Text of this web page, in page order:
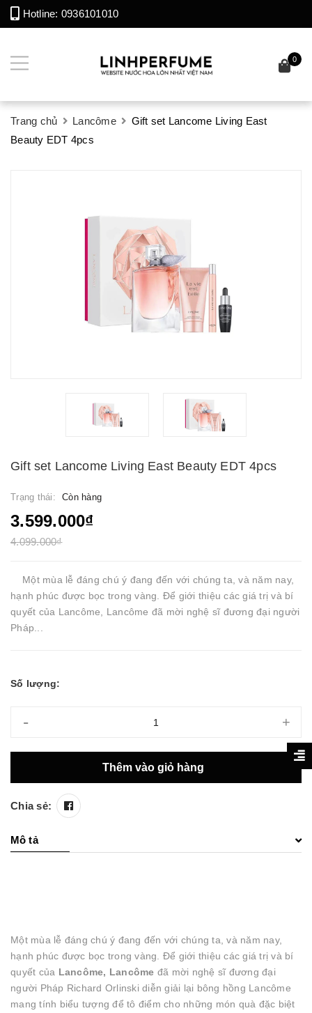
Hotline: 0936101010
0
Trang chủ Lancôme
Gift set Lancome Living East
Beauty EDT 4pcs
Gift set Lancome Living East Beauty EDT 4pcs
Trạng thái: Còn hàng
3.599.000₫
4.099.000₫
Một mùa lễ đáng chú ý đang đến với chúng ta, và năm nay,
hạnh phúc được bọc trong vàng. Để giới thiệu các giá trị và bí
quyết của Lancôme, Lancôme đã mời nghệ sĩ đương đại người
Pháp...
Số lượng:
- +
Thêm vào giỏ hàng
Chia sẻ:
Mô tả
Một mùa lễ đáng chú ý đang đến với chúng ta, và năm nay,
hạnh phúc được bọc trong vàng. Để giới thiệu các giá trị và bí
quyết của Lancôme, Lancôme đã mời nghệ sĩ đương đại
người Pháp Richard Orlinski diễn giải lại bông hồng Lancôme
mang tính biểu tượng để tô điểm cho những món quà đặc biệt